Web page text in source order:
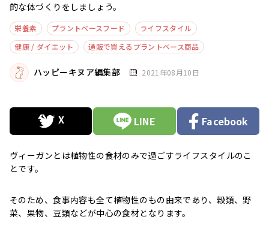
的な体づくりをしましょう。
栄養素 プラントベースフード
ライフスタイル
健康 / ダイエット
通販で買えるプラントベース商品
ハッピーキヌア編集部 2021年08月10日
LINE Facebook
ヴィーガンとは植物性の食材のみで過ごすライフスタイルのこ
とです。
そのため、食事内容も全て植物性のもの由来であり、穀類、野
菜、果物、豆類などが中心の食材となります。